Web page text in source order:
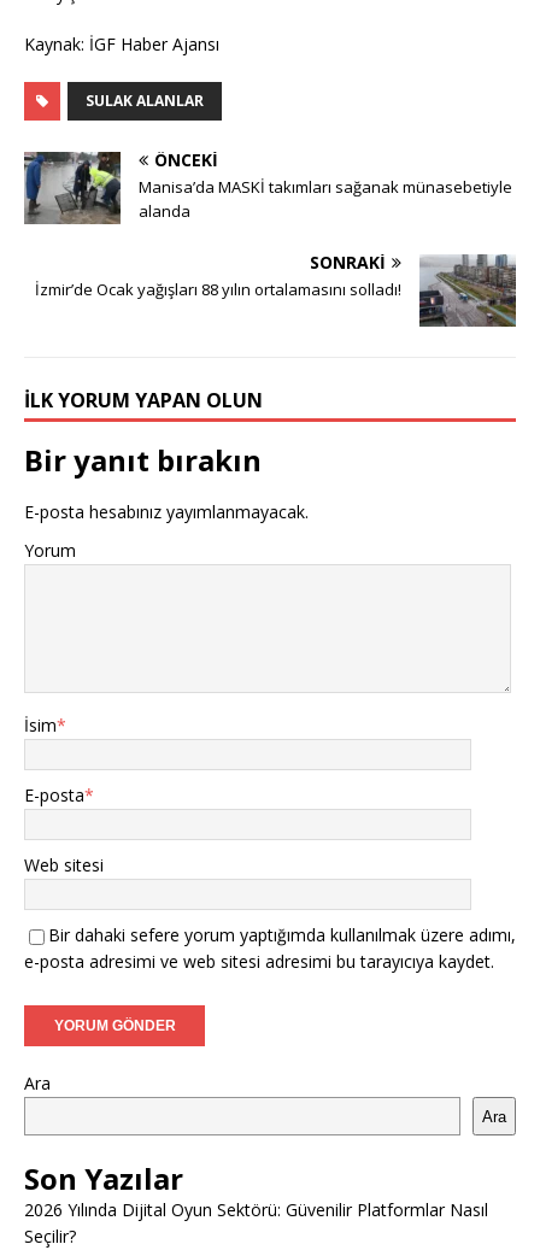
Kaynak: İGF Haber Ajansı
SULAK ALANLAR
ÖNCEKI
Manisa’da MASKİ takımları sağanak münasebetiyle
alanda
SONRAKI
İzmir’de Ocak yağışları 88 yılın ortalamasını solladı!
İLK YORUM YAPAN OLUN
Bir yanıt bırakın
E-posta hesabınız yayımlanmayacak.
Yorum
İsim*
E-posta*
Web sitesi
Bir dahaki sefere yorum yaptığımda kullanılmak üzere adımı,
e-posta adresimi ve web sitesi adresimi bu tarayıcıya kaydet.
Ara
Ara
Son Yazılar
2026 Yılında Dijital Oyun Sektörü: Güvenilir Platformlar Nasıl
Seçilir?